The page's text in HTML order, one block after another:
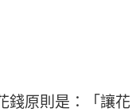
錢原則是：「讓花